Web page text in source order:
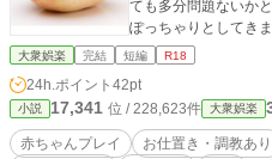
ても多分問題ないか
ぽっちゃりとしてき
まれる方の想像力に
大衆娯楽 完結 短編 R18
24h.ポイント 42pt
小説 17,341 位 / 228,623件 大衆娯楽
赤ちゃんプレイ お仕置き・調教あり